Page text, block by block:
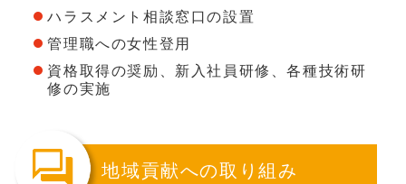
ハラスメント相談窓口の設置
管理職への女性登用
資格取得の奨励、新入社員研修、各種技術研
修の実施
地域貢献への取り組み